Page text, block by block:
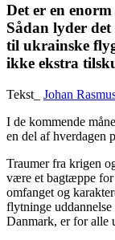
Det er en
Sådan lyder
til ukrainske
ikke ekstra
Tekst_ Johan
I de kommende
en del af hverdagen
Traumer fra krigen
være et bagtæppe for
omfanget og
flytninge
Danmark, er for alle